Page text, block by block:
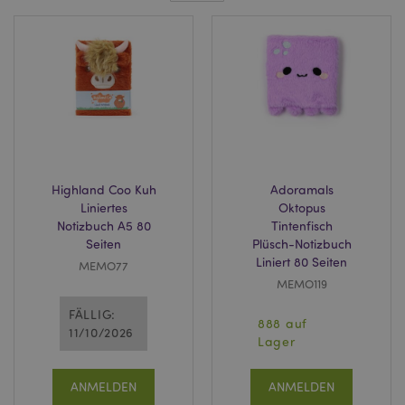
Highland Coo Kuh
Liniertes
Notizbuch A5 80
Seiten
MEMO77
FÄLLIG:
11/10/2026
ANMELDEN
Adoramals
Oktopus
Tintenfisch
Plüsch-Notizbuch
Liniert 80 Seiten
MEMO119
888 auf
Lager
ANMELDEN